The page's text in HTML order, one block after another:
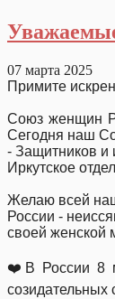
07 марта 2025
Примите
Союз женщин
Сегодня наш
- Защитников и
Иркутское
Желаю всей
России -
своей женской
❤️В России 8
созидательных